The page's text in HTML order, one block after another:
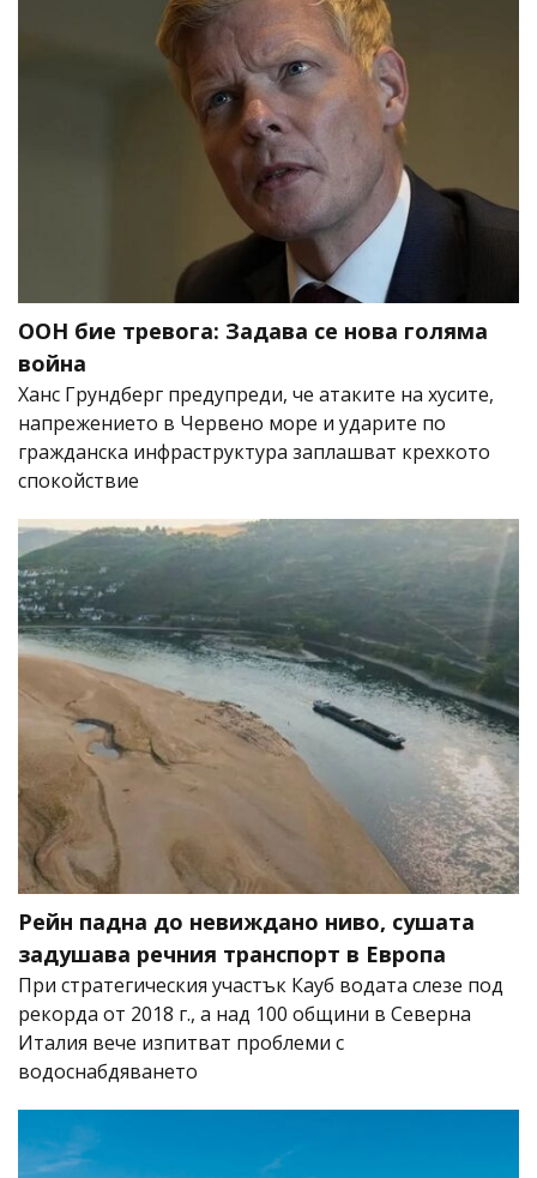
ООН бие тревога: Задава се нова голяма
война
Ханс Грундберг предупреди, че атаките на хусите,
напрежението в Червено море и ударите по
гражданска инфраструктура заплашват крехкото
спокойствие
Рейн падна до невиждано ниво, сушата
задушава речния транспорт в Европа
При стратегическия участък Кауб водата слезе под
рекорда от 2018 г., а над 100 общини в Северна
Италия вече изпитват проблеми с
водоснабдяването